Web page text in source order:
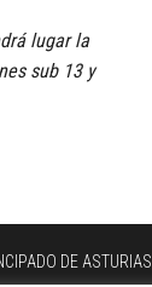
lugar la
sub 13 y
DE ASTURIAS